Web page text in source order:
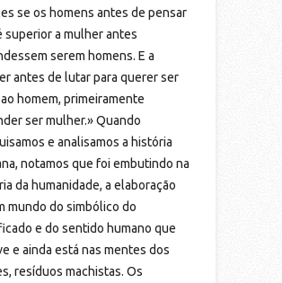
se os homens antes de pensar
superior a mulher antes
serem homens. E a
antes de lutar para querer ser
homem, primeiramente
ser mulher.» Quando
e analisamos a história
notamos que foi embutindo na
da humanidade, a elaboração
mundo do simbólico do
e do sentido humano que
e ainda está nas mentes dos
resíduos machistas. Os